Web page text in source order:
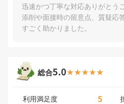
迅速かつ丁寧な対応ありがとう
添削や面接時の留意点、質疑応
すごく助かりました。
総合5.0
利用満足度 5